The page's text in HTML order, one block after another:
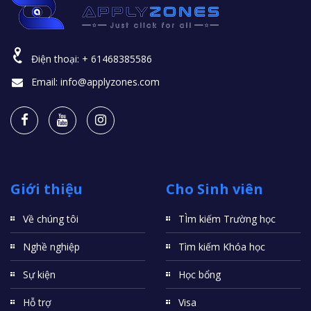
Điện thoại: + 61468385586
Email: info@applyzones.com
Giới thiệu
Về chúng tôi
Nghề nghiệp
Sự kiện
Hỗ trợ
Cho Sinh viên
TÌm kiếm Trường học
Tìm kiếm Khóa học
Học bổng
Visa